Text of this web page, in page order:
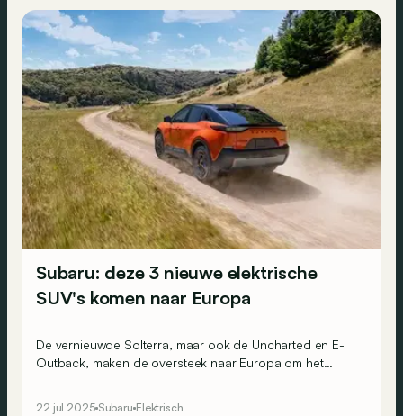
Subaru: deze 3 nieuwe elektrische
SUV's komen naar Europa
De vernieuwde Solterra, maar ook de Uncharted en E-
Outback, maken de oversteek naar Europa om het
22 jul 2025 Subaru Elektrisch